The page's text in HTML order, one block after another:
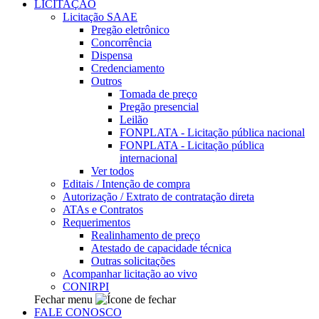
LICITAÇÃO
Licitação SAAE
Pregão eletrônico
Concorrência
Dispensa
Credenciamento
Outros
Tomada de preço
Pregão presencial
Leilão
FONPLATA - Licitação pública nacional
FONPLATA - Licitação pública
internacional
Ver todos
Editais / Intenção de compra
Autorização / Extrato de contratação direta
ATAs e Contratos
Requerimentos
Realinhamento de preço
Atestado de capacidade técnica
Outras solicitações
Acompanhar licitação ao vivo
CONIRPI
Fechar menu
FALE CONOSCO